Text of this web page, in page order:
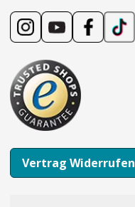
Vertrag Widerrufen